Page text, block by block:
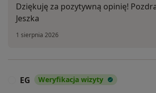
Dziękuję za pozytywną opinię!
Jeszka
1 sierpnia 2026
EG Weryfikacja wizyty